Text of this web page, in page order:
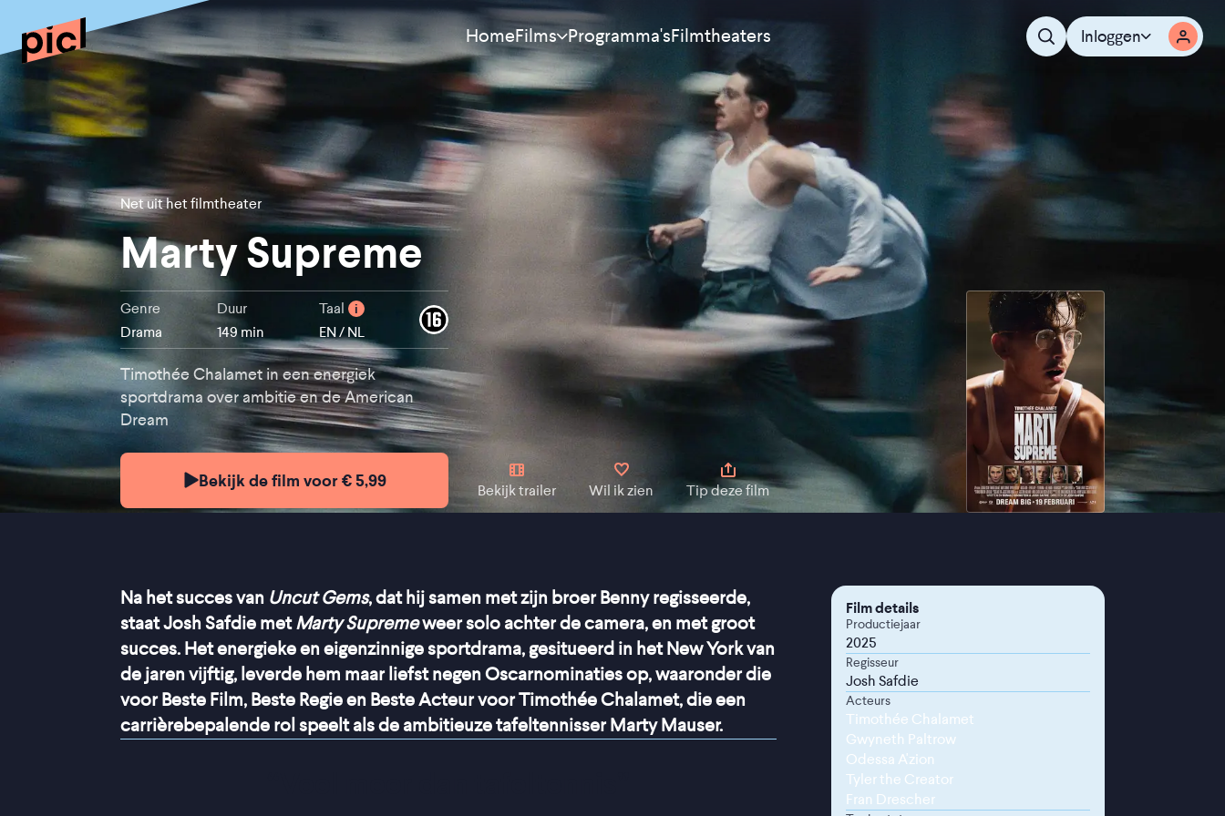
HomeFilms
Meest bekeken
Nieuw
Programma'sFilmtheaters Inloggen
Net uit het filmtheater
Marty Supreme
Genre
Drama
Duur
149 min
Taal i
EN / NL
Timothée Chalamet in een energiek
sportdrama over ambitie en de American
Dream
Bekijk de film voor € 5,99
Bekijk trailer Wil ik zien Tip deze film
Na het succes van Uncut Gems, dat hij samen met zijn broer Benny regisseerde,
staat Josh Safdie metMarty Supremeweer solo achter de camera, en met groot
succes. Het energieke en eigenzinnige sportdrama, gesitueerd in het New York van
de jaren vijftig, leverde hem maar liefst negen Oscarnominaties op, waaronder die
voor Beste Film, Beste Regie en Beste Acteur voor Timothée Chalamet, die een
carrièrebepalende rol speelt als de ambitieuze tafeltennisser Marty Mauser.
Film details
Productiejaar
2025
Regisseur
Josh Safdie
Acteurs
Timothée Chalamet
Gwyneth Paltrow
Odessa A'zion
Tyler the Creator
Fran Drescher